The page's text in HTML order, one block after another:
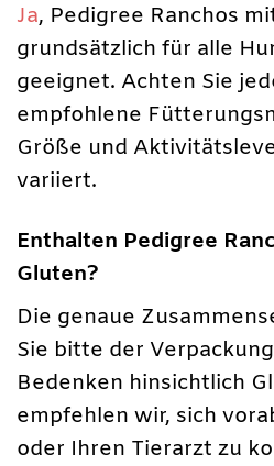
Ja, Pedigree Ranchos
grundsätzlich für alle
geeignet. Achten Sie
empfohlene
Größe und
variiert.
Enthalten Pedigree
Gluten?
Die genaue
Sie bitte der
Bedenken hinsichtlich
empfehlen wir, sich
oder Ihren Tierarzt zu